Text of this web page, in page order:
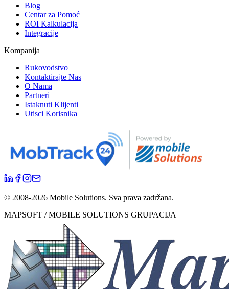
Blog
Centar za Pomoć
ROI Kalkulacija
Integracije
Kompanija
Rukovodstvo
Kontaktirajte Nas
O Nama
Partneri
Istaknuti Klijenti
Utisci Korisnika
© 2008-2026 Mobile Solutions. Sva prava zadržana.
MAPSOFT / MOBILE SOLUTIONS GRUPACIJA